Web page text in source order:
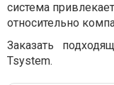
система
относительно
Заказать
Tsystem.